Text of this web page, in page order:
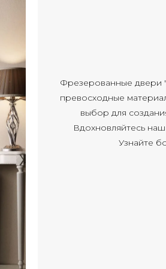
Фрезерованные двери
превосходные
выбор для
Вдохновляйтесь
Узнайте